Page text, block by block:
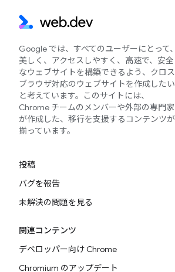
Google では、すべてのユーザーにとって、
美しく、アクセスしやすく、高速で、安全
なウェブサイトを構築できるよう、クロス
ブラウザ対応のウェブサイトを作成したい
と考えています。このサイトには、
Chrome チームのメンバーや外部の専門家
が作成した、移行を支援するコンテンツが
揃っています。
投稿
バグを報告
未解決の問題を見る
関連コンテンツ
デベロッパー向け Chrome
Chromium のアップデート